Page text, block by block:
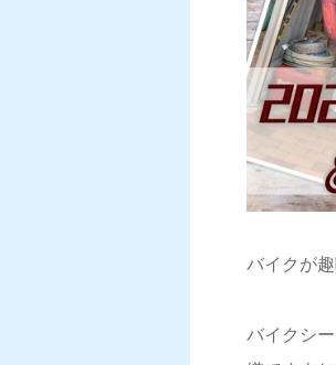
バイクが
バイクシ